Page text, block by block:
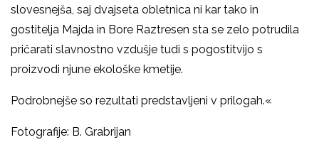
slovesnejša, saj dvajseta obletnica ni kar tako in
gostitelja Majda in Bore Raztresen sta se zelo potrudila
pričarati slavnostno vzdušje tudi s pogostitvijo s
proizvodi njune ekološke kmetije.
Podrobnejše so rezultati predstavljeni v prilogah.«
Fotografije: B. Grabrijan